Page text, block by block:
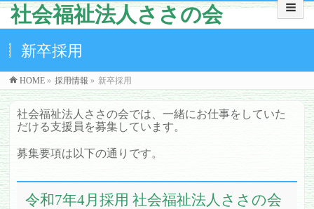
社会福祉法人ささの会
新卒採用
HOME » 採用情報 » 新卒採用
社会福祉法人ささの会では、一緒にお仕事をしていた
だける支援員を募集しています。
募集要項は以下の通りです。
令和7年4月採用 社会福祉法人ささの会